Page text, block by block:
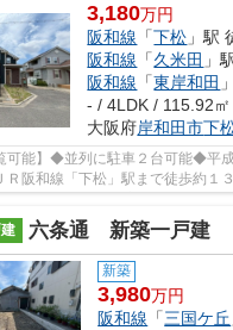
3,180万円
阪和線 「下松 」駅
阪和線 「久米田 」
阪和線 「東岸和田
- / 4LDK / 115.92㎡
大阪府岸和田市下
可能】◆並列に駐車２台可能◆平
阪和線「下松」駅まで徒歩約１
六条通 新築一戸建
新築
3,980万円
阪和線 「三国ケ丘